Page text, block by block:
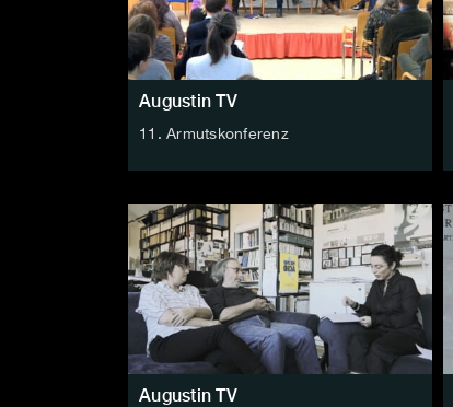
Augustin TV
11. Armutskonferenz
Augustin TV